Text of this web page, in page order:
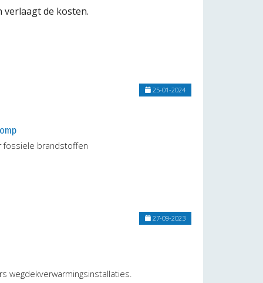
de kosten.
25-01-2024
fossiele brandstoffen
27-09-2023
wegdekverwarmingsinstallaties.